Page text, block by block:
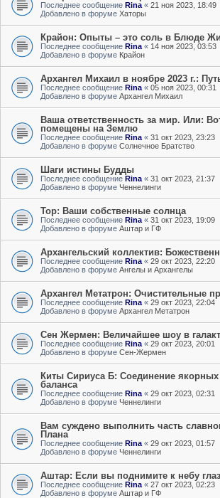
Последнее сообщение Rina « 21 ноя 2023, 18:49
Добавлено в форуме Хаторы
Крайон: Опыты – это соль в Блюде
Последнее сообщение Rina « 14 ноя 2023, 03:53
Добавлено в форуме Крайон
Архангел Михаил в ноябре 2023 г.:
Последнее сообщение Rina « 05 ноя 2023, 00:31
Добавлено в форуме Архангел Михаил
Ваша ответственность за мир. Или:
помещены на Землю
Последнее сообщение Rina « 31 окт 2023, 23:23
Добавлено в форуме Солнечное Братство
Шаги истины Будды
Последнее сообщение Rina « 31 окт 2023, 21:37
Добавлено в форуме Ченнелинги
Тор: Ваши собственные солнца
Последнее сообщение Rina « 31 окт 2023, 19:09
Добавлено в форуме Аштар и ГФ
Архангельский коллектив:
Последнее сообщение Rina « 29 окт 2023, 22:20
Добавлено в форуме Ангелы и Архангелы
Архангел Метатрон: Очистительные
Последнее сообщение Rina « 29 окт 2023, 22:04
Добавлено в форуме Архангел Метатрон
Сен Жермен: Величайшее шоу в
Последнее сообщение Rina « 29 окт 2023, 20:01
Добавлено в форуме Сен-Жермен
Киты Сириуса Б: Соединение якорных
баланса
Последнее сообщение Rina « 29 окт 2023, 02:31
Добавлено в форуме Ченнелинги
Вам суждено выполнить часть
Плана
Последнее сообщение Rina « 29 окт 2023, 01:57
Добавлено в форуме Ченнелинги
Аштар: Если вы поднимите к небу
Последнее сообщение Rina « 27 окт 2023, 02:23
Добавлено в форуме Аштар и ГФ